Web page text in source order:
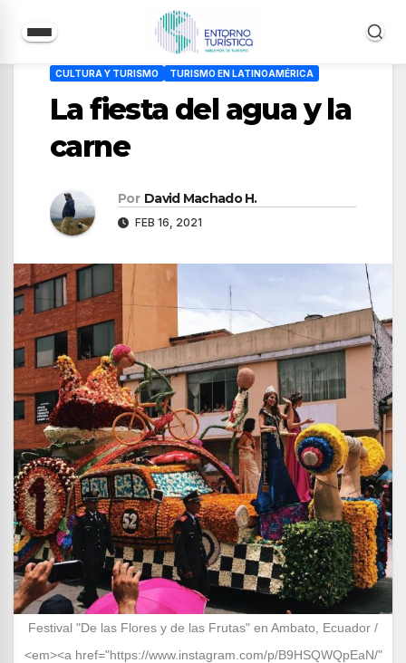
CULTURA Y TURISMO TURISMO EN LATINOAMÉRICA
La fiesta del agua y la
carne
Por David Machado H.
FEB 16, 2021
Festival "De las Flores y de las Frutas" en Ambato, Ecuador /
<em><a href="https://www.instagram.com/p/B9HSQWQpEaN/"